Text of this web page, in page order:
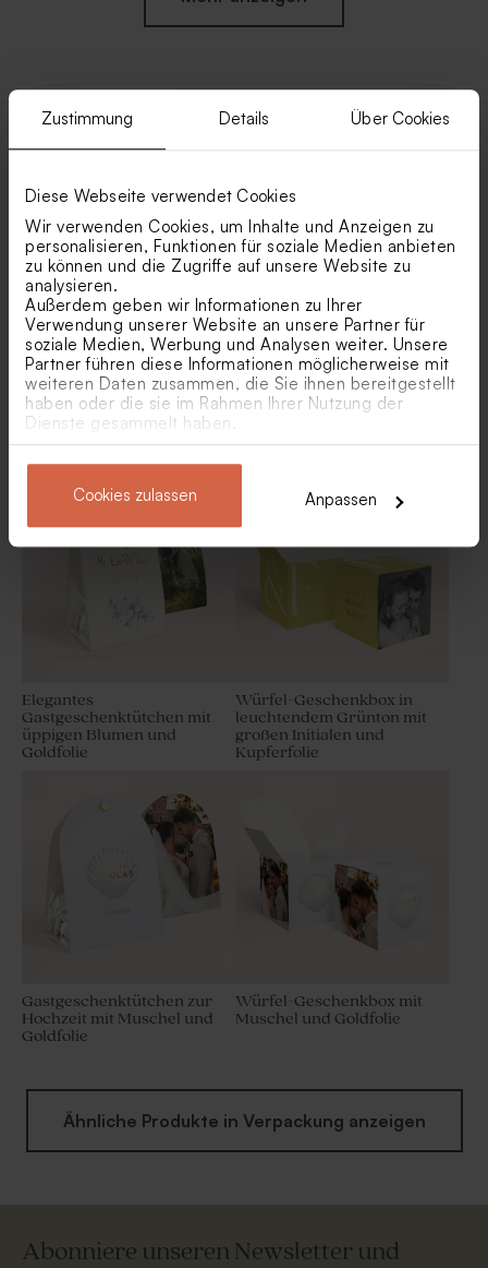
Zustimmung Details Über Cookies
Diese Webseite verwendet Cookies
Wir verwenden Cookies, um Inhalte und Anzeigen zu
personalisieren, Funktionen für soziale Medien anbieten
zu können und die Zugriffe auf unsere Website zu
analysieren.
Außerdem geben wir Informationen zu Ihrer
Verwendung unserer Website an unsere Partner für
soziale Medien, Werbung und Analysen weiter. Unsere
Partner führen diese Informationen möglicherweise mit
weiteren Daten zusammen, die Sie ihnen bereitgestellt
haben oder die sie im Rahmen Ihrer Nutzung der
Dienste gesammelt haben.
Cookies zulassen Anpassen
Himmelblaue
Serviettenbanderole mit
Initialen und Kupferfolie
Pappuntersetzer in
Himmelblau mit euren
Namen
Neu
Bogenförmige Aufkleber für
Bierflaschen in Himmelblau
mit euren Namen
Schokolinsen glänzend als
Ähnliche Produkte
Würfel-Geschenkbox in
Goldfolie
Würfel-Geschenkbox mit
Roségoldfolie
Elegantes
Gastgeschenktütchen mit
üppigen Blumen und
Goldfolie
Würfel-Geschenkbox in
leuchtendem Grünton mit
großen Initialen und
Kupferfolie
Gastgeschenktütchen zur
Hochzeit mit Muschel und
Goldfolie
Würfel-Geschenkbox mit
Muschel und Goldfolie
Ähnliche Produkte in Verpackung anzeigen
Abonniere unseren Newsletter und